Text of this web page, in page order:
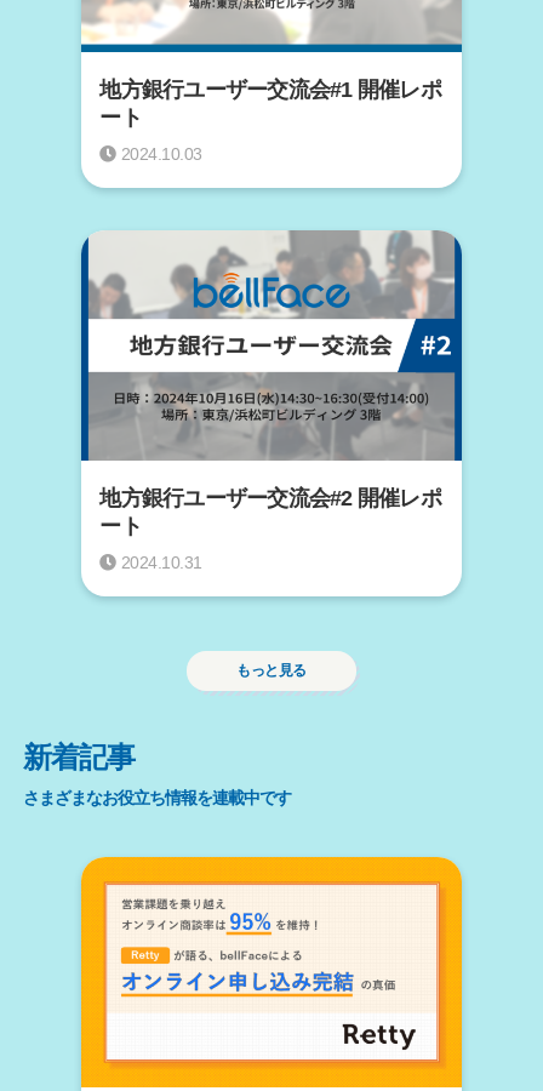
地方銀行ユーザー交流会#1 開催レポ
ート
2024.10.03
地方銀行ユーザー交流会#2 開催レポ
ート
2024.10.31
もっと見る
新着記事
さまざまなお役立ち情報を連載中です